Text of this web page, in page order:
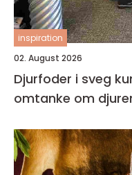
inspiration
02. August 2026
Djurfoder i sveg kunskap, kvalitet och
omtanke om